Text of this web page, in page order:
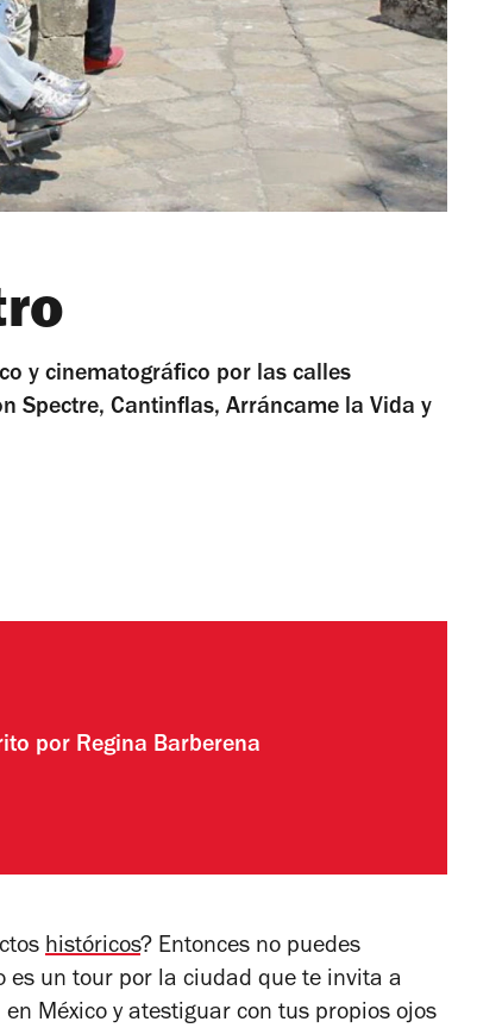
y cinematográfico por las calles
Spectre, Cantinflas, Arráncame la Vida y
por Regina Barberena
históricos? Entonces no puedes
es un tour por la ciudad que te invita a
México y atestiguar con tus propios ojos